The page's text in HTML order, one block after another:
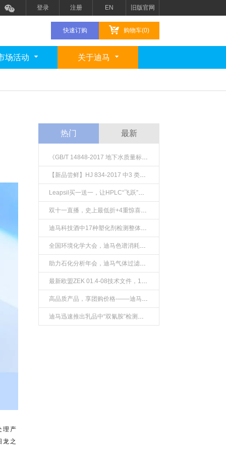
旧版官网
EN
注册
登录
快速订购 购物车(0)
场活动 关于迪马
理产
之
热门 最新
《GB/T 14848-2017 地下水质量标准》新混标上市啦！
【新品尝鲜】HJ 834-2017 中3 类SVOCs 混标
Leapsil买一送一，让HPLC“飞跃”至UHPLC性能
双十一直播，史上最低折+4重惊喜礼品！
迪马科技酒中17种塑化剂检测整体解决方案
全国环境化学大会，迪马色谱消耗品备受瞩目
助力石化分析年会，迪马气体过滤产品受青睐
最新欧盟ZEK 01.4-08技术文件，18种多环芳烃检测整体解决方案
高品质产品，享团购价格-——迪马样品瓶、针头式过滤器
迪马迅速推出乳品中“双氰胺”检测整体解决方案